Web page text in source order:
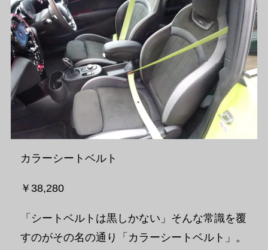
カラーシートベルト
￥38,280
「シートベルトは黒しかない」そんな常識を覆
すのがその名の通り「カラーシートベルト」。